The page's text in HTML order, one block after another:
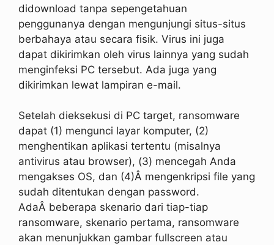
didownload tanpa sepengetahuan
penggunanya dengan mengunjungi situs-situs
berbahaya atau secara fisik. Virus ini juga
dapat dikirimkan oleh virus lainnya yang sudah
menginfeksi PC tersebut. Ada juga yang
dikirimkan lewat lampiran e-mail.
Setelah dieksekusi di PC target, ransomware
dapat (1) mengunci layar komputer, (2)
menghentikan aplikasi tertentu (misalnya
antivirus atau browser), (3) mencegah Anda
mengakses OS, dan (4)Â mengenkripsi file yang
sudah ditentukan dengan password.
AdaÂ beberapa skenario dari tiap-tiap
ransomware, skenario pertama, ransomware
akan menunjukkan gambar fullscreen atau